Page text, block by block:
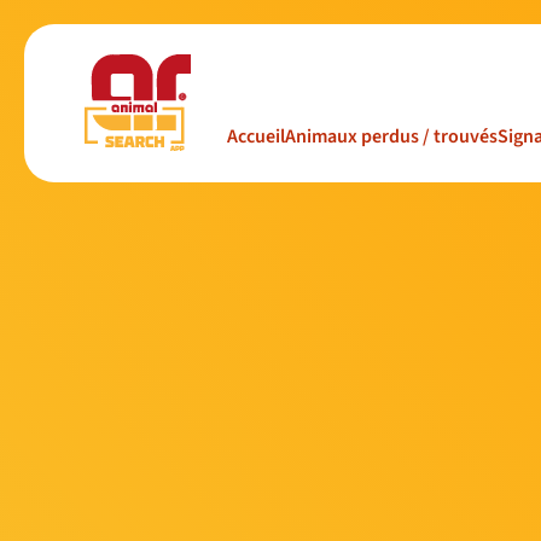
AccueilAnimaux perdus / trouvés